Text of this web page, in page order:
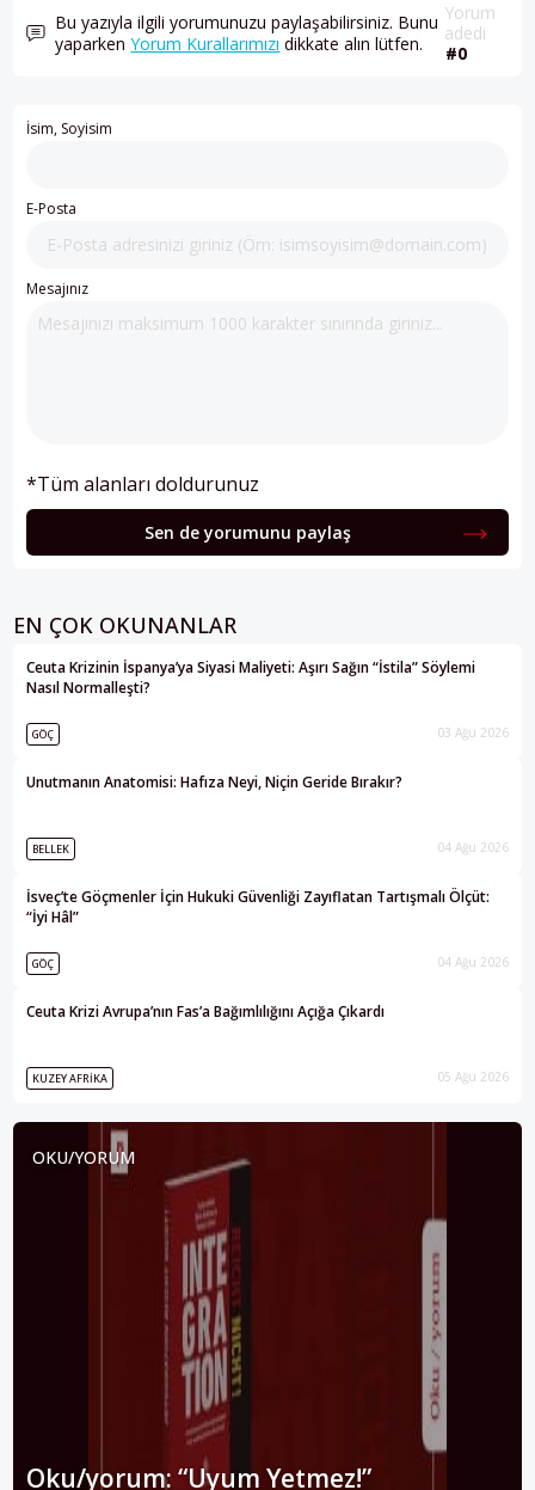
Bu yazıyla ilgili yorumunuzu paylaşabilirsiniz. Bunu
yaparkenYorum Kurallarımızı dikkate alın lütfen.
Yorum
adedi
#0
İsim, Soyisim
E-Posta
Mesajınız
*Tüm alanları doldurunuz
Sen de yorumunu paylaş
EN ÇOK OKUNANLAR
Ceuta Krizinin İspanya’ya Siyasi Maliyeti: Aşırı Sağın “İstila” Söylemi
Nasıl Normalleşti?
GÖÇ 03 Ağu 2026
Unutmanın Anatomisi: Hafıza Neyi, Niçin Geride Bırakır?
BELLEK 04 Ağu 2026
İsveç’te Göçmenler İçin Hukuki Güvenliği Zayıflatan Tartışmalı Ölçüt:
“İyi Hâl”
GÖÇ 04 Ağu 2026
Ceuta Krizi Avrupa’nın Fas’a Bağımlılığını Açığa Çıkardı
KUZEY AFRIKA 05 Ağu 2026
OKU/YORUM
Oku/yorum: “Uyum Yetmez!”